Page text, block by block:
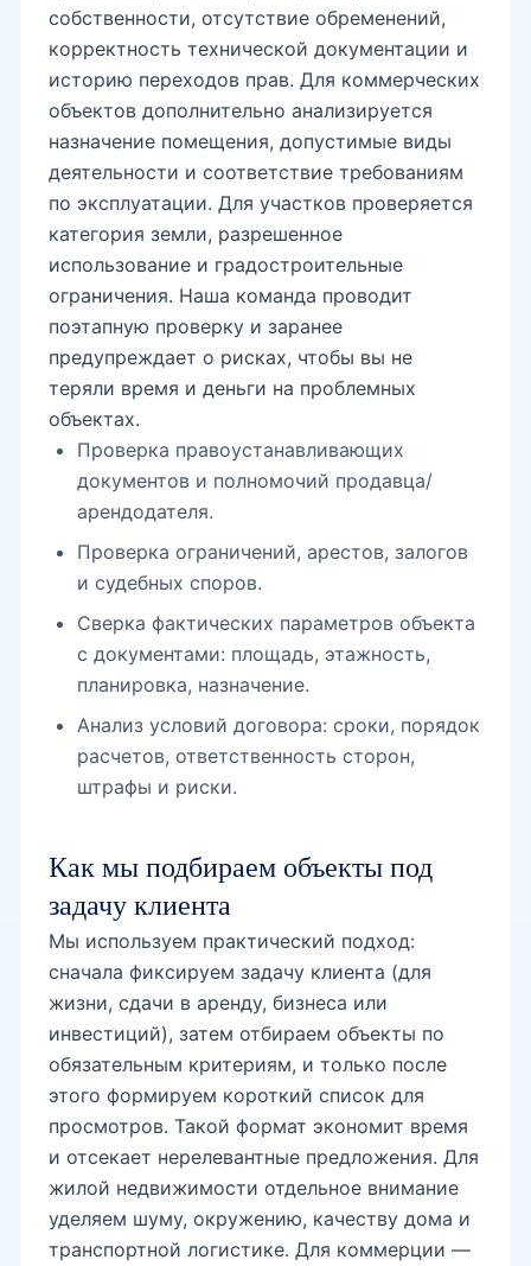
собственности, отсутствие обременений,
корректность технической документации и
историю переходов прав. Для коммерческих
объектов дополнительно анализируется
назначение помещения, допустимые виды
деятельности и соответствие требованиям
по эксплуатации. Для участков проверяется
категория земли, разрешенное
использование и градостроительные
ограничения. Наша команда проводит
поэтапную проверку и заранее
предупреждает о рисках, чтобы вы не
теряли время и деньги на проблемных
объектах.
Проверка правоустанавливающих
документов и полномочий продавца/
арендодателя.
Проверка ограничений, арестов, залогов
и судебных споров.
Сверка фактических параметров объекта
с документами: площадь, этажность,
планировка, назначение.
Анализ условий договора: сроки, порядок
расчетов, ответственность сторон,
штрафы и риски.
Как мы подбираем объекты под
задачу клиента
Мы используем практический подход:
сначала фиксируем задачу клиента (для
жизни, сдачи в аренду, бизнеса или
инвестиций), затем отбираем объекты по
обязательным критериям, и только после
этого формируем короткий список для
просмотров. Такой формат экономит время
и отсекает нерелевантные предложения. Для
жилой недвижимости отдельное внимание
уделяем шуму, окружению, качеству дома и
транспортной логистике. Для коммерции —